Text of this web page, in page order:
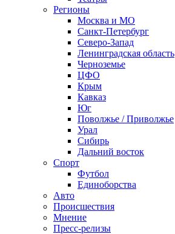
Регионы
Москва и МО
Санкт-Петербург
Северо-Запад
Ленинградская область
Черноземье
ЦФО
Крым
Кавказ
Юг
Поволжье / Приволжье
Урал
Сибирь
Дальний восток
Спорт
Футбол
Единоборства
Авто
Происшествия
Мнение
Пресс-релизы